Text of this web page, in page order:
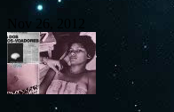
Nov 26, 2012